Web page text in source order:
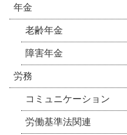
年金
老齢年金
障害年金
労務
コミュニケーション
労働基準法関連